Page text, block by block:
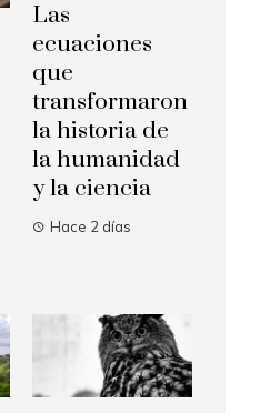
Las
ecuaciones
que
transformaron
la historia de
la humanidad
y la ciencia
Hace 2 días